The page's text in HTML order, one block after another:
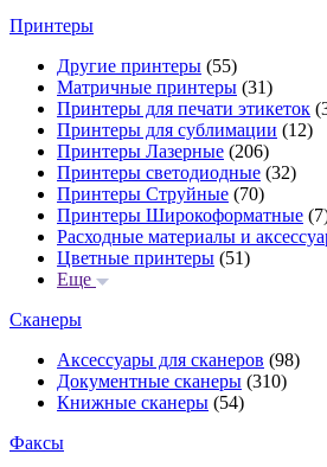
Принтеры
Другие принтеры (55)
Матричные принтеры (31)
Принтеры для печати этикеток
Принтеры для сублимации (12)
Принтеры Лазерные (206)
Принтеры светодиодные (32)
Принтеры Струйные (70)
Принтеры Широкоформатные
Расходные материалы и
Цветные принтеры (51)
Еще
Сканеры
Аксессуары для сканеров (98)
Документные сканеры (310)
Книжные сканеры (54)
Факсы